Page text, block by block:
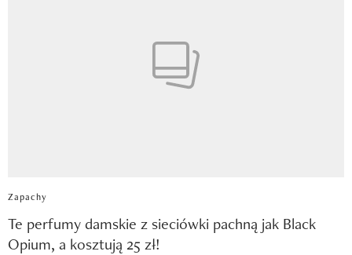
Zapachy
Te perfumy damskie z sieciówki pachną jak Black
Opium, a kosztują 25 zł!